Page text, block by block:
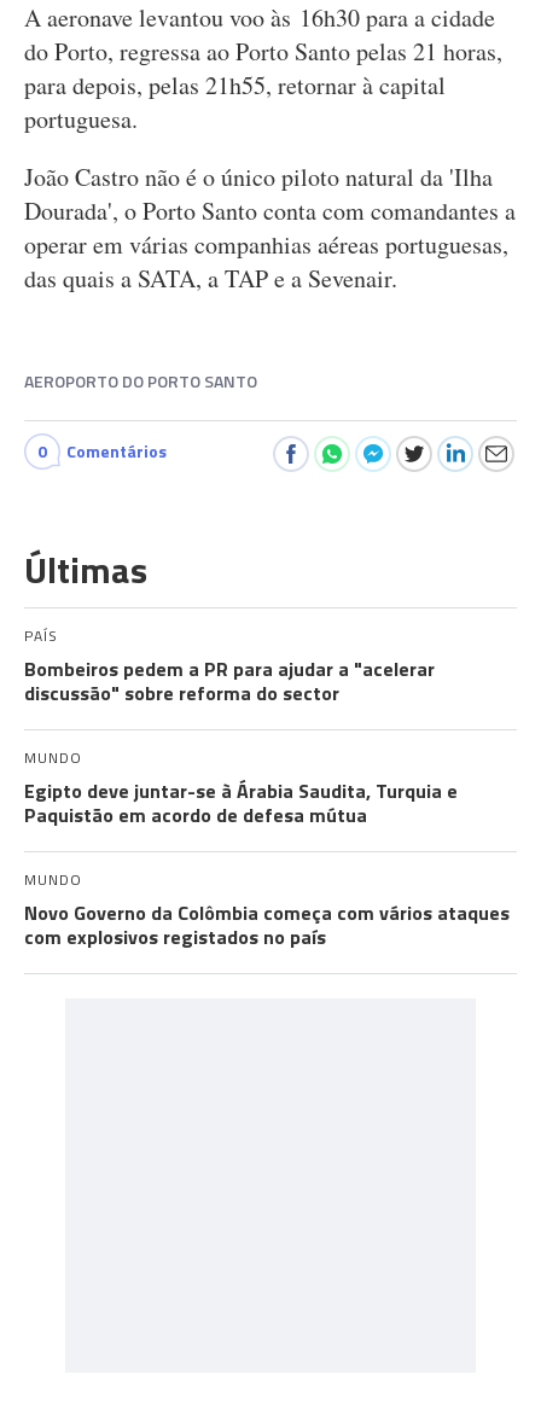
A aeronave levantou voo às 16h30 para a cidade
do Porto, regressa ao Porto Santo pelas 21 horas,
para depois, pelas 21h55, retornar à capital
portuguesa.
João Castro não é o único piloto natural da 'Ilha
Dourada', o Porto Santo conta com comandantes a
operar em várias companhias aéreas portuguesas,
das quais a SATA, a TAP e a Sevenair.
AEROPORTO DO PORTO SANTO
0 Comentários
Últimas
PAÍS
Bombeiros pedem a PR para ajudar a "acelerar
discussão" sobre reforma do sector
MUNDO
Egipto deve juntar-se à Árabia Saudita, Turquia e
Paquistão em acordo de defesa mútua
MUNDO
Novo Governo da Colômbia começa com vários ataques
com explosivos registados no país